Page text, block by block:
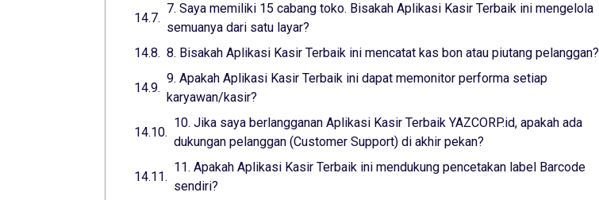
7. Saya memiliki 15 cabang toko. Bisakah Aplikasi Kasir Terbaik ini mengelola
semuanya dari satu layar?
8. Bisakah Aplikasi Kasir Terbaik ini mencatat kas bon atau piutang pelanggan?
9. Apakah Aplikasi Kasir Terbaik ini dapat memonitor performa setiap
karyawan/kasir?
10. Jika saya berlangganan Aplikasi Kasir Terbaik YAZCORP.id, apakah ada
dukungan pelanggan (Customer Support) di akhir pekan?
11. Apakah Aplikasi Kasir Terbaik ini mendukung pencetakan label Barcode
sendiri?